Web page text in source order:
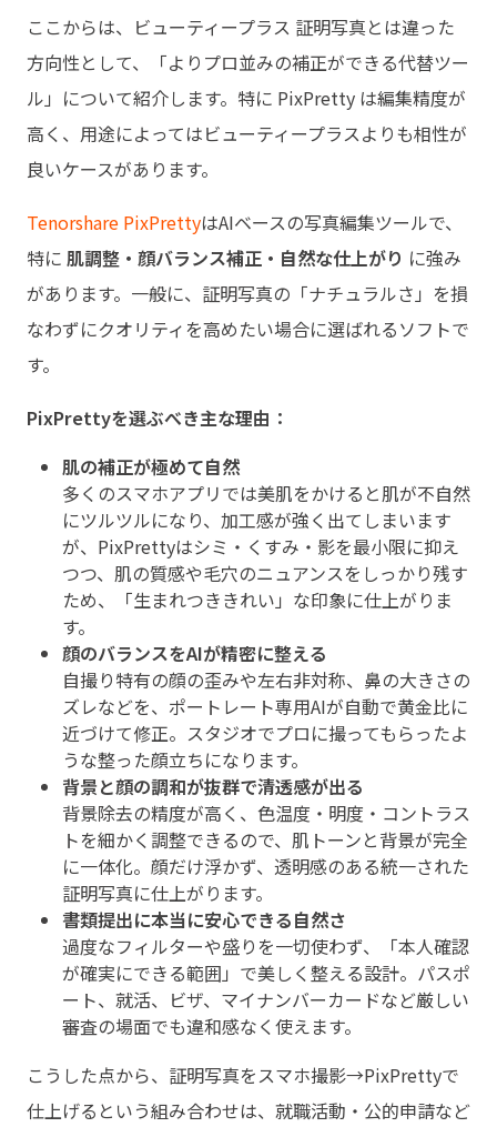
ここからは、ビューティープラス 証明写真とは違った
方向性として、「よりプロ並みの補正ができる代替ツー
ル」について紹介します。特に PixPretty は編集精度が
高く、用途によってはビューティープラスよりも相性が
良いケースがあります。
Tenorshare PixPrettyはAIベースの写真編集ツールで、
特に 肌調整・顔バランス補正・自然な仕上がり に強み
があります。一般に、証明写真の「ナチュラルさ」を損
なわずにクオリティを高めたい場合に選ばれるソフトで
す。
PixPrettyを選ぶべき主な理由：
肌の補正が極めて自然
多くのスマホアプリでは美肌をかけると肌が不自然
にツルツルになり、加工感が強く出てしまいます
が、PixPrettyはシミ・くすみ・影を最小限に抑え
つつ、肌の質感や毛穴のニュアンスをしっかり残す
ため、「生まれつききれい」な印象に仕上がりま
す。
顔のバランスをAIが精密に整える
自撮り特有の顔の歪みや左右非対称、鼻の大きさの
ズレなどを、ポートレート専用AIが自動で黄金比に
近づけて修正。スタジオでプロに撮ってもらったよ
うな整った顔立ちになります。
背景と顔の調和が抜群で清透感が出る
背景除去の精度が高く、色温度・明度・コントラス
トを細かく調整できるので、肌トーンと背景が完全
に一体化。顔だけ浮かず、透明感のある統一された
証明写真に仕上がります。
書類提出に本当に安心できる自然さ
過度なフィルターや盛りを一切使わず、「本人確認
が確実にできる範囲」で美しく整える設計。パスポ
ート、就活、ビザ、マイナンバーカードなど厳しい
審査の場面でも違和感なく使えます。
こうした点から、証明写真をスマホ撮影→PixPrettyで
仕上げるという組み合わせは、就職活動・公的申請など